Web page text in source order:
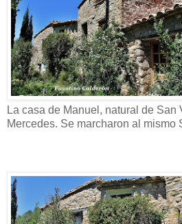
La casa de Manuel, natural de San
Mercedes. Se marcharon al mismo